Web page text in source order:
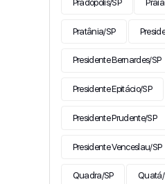
Pradópolis/SP
Pratânia/SP
Presidente Bernardes/SP
Presidente Epitácio/SP
Presidente Prudente/SP
Presidente Venceslau/SP
Quadra/SP Quatá/